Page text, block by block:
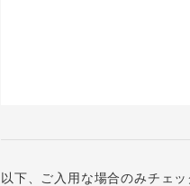
以下、ご入用な場合のみチェ